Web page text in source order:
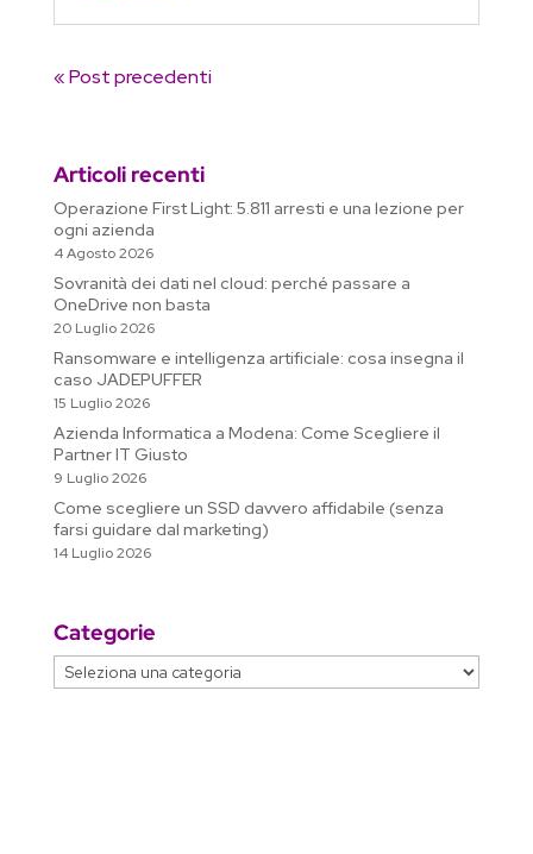
« Post precedenti
Articoli recenti
Operazione First Light: 5.811 arresti e una lezione per
ogni azienda
4 Agosto 2026
Sovranità dei dati nel cloud: perché passare a
OneDrive non basta
20 Luglio 2026
Ransomware e intelligenza artificiale: cosa insegna il
caso JADEPUFFER
15 Luglio 2026
Azienda Informatica a Modena: Come Scegliere il
Partner IT Giusto
9 Luglio 2026
Come scegliere un SSD davvero affidabile (senza
farsi guidare dal marketing)
14 Luglio 2026
Categorie
Categorie